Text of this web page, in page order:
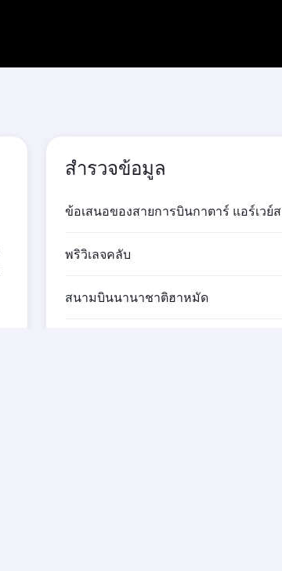
สำรวจข้อมูล
ข้อเสนอของสายการบินกาตาร์ แอร์เวย์ส
พริวิเลจคลับ
สนามบินนานาชาติฮาหมัด